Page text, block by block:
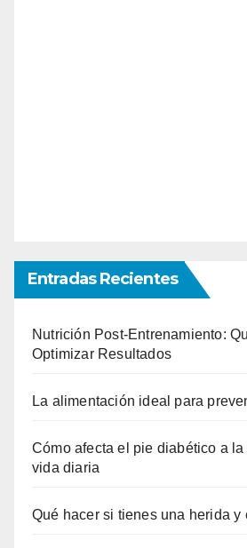
Entradas Recientes
Nutrición Post-Entrenamiento:
Optimizar Resultados
La alimentación ideal para
Cómo afecta el pie diabético a
vida diaria
Qué hacer si tienes una herida y